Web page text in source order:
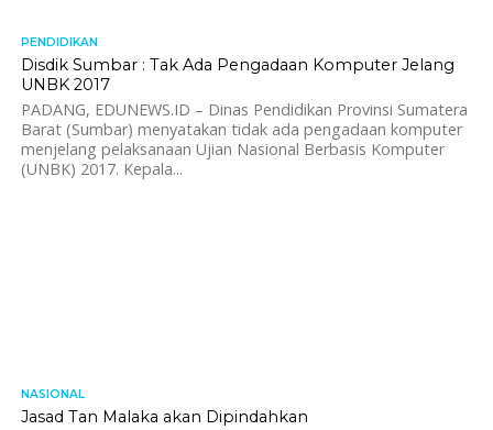
PENDIDIKAN
Disdik Sumbar : Tak Ada Pengadaan Komputer Jelang
UNBK 2017
PADANG, EDUNEWS.ID – Dinas Pendidikan Provinsi Sumatera
Barat (Sumbar) menyatakan tidak ada pengadaan komputer
menjelang pelaksanaan Ujian Nasional Berbasis Komputer
(UNBK) 2017. Kepala...
NASIONAL
Jasad Tan Malaka akan Dipindahkan